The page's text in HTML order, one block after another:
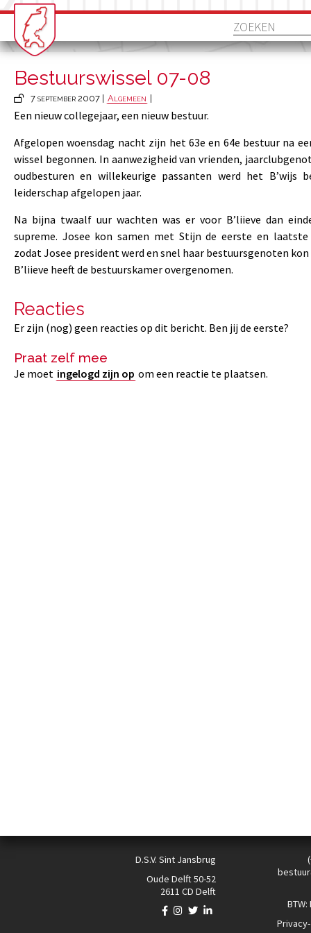
Bestuurswissel 07-08
7 september 2007 | Algemeen
Een nieuw collegejaar, een nieuw bestuur.
Afgelopen woensdag nacht zijn het 63e en 64e bestuur na
wissel begonnen. In aanwezigheid van vrienden,
oudbesturen en willekeurige passanten werd het B’wijs
leiderschap afgelopen jaar.
Na bijna twaalf uur wachten was er voor B’liieve dan
supreme. Josee kon samen met Stijn de eerste en laatste
zodat Josee president werd en snel haar bestuursgenoten
B’liieve heeft de bestuurskamer overgenomen.
Reacties
Er zijn (nog) geen reacties op dit bericht. Ben jij de eerste?
Praat zelf mee
Je moet ingelogd zijn op om een reactie te plaatsen.
D.S.V. Sint Jansbrug
Oude Delft 50-52
2611 CD Delft